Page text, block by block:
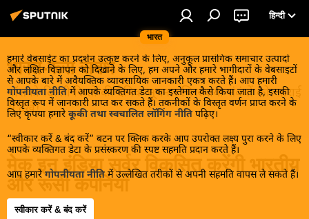
भारत
हिन्दी
हमारे वेबसाईट का प्रदर्शन उत्कृष्ट करने के लिए, अनुकूल प्रासंगिक समाचार उत्पादों
और लक्षित विज्ञापन को दिखाने के लिए, हम अपने और हमारे भागीदारों के वेबसाइटों
से आपके बारे में अवैयक्तिक व्यावसायिक जानकारी एकत्र करते हैं। आप हमारी
गोपनीयता नीति में आपके व्यक्तिगत डेटा का इस्तेमाल कैसे किया जाता है, इसकी
विस्तृत रूप में जानकारी प्राप्त कर सकते हैं। तकनीकों के विस्तृत वर्णन प्राप्त करने के
लिए कृपया हमारे कूकी तथा स्वचालित लॉगिंग नीति पढ़िए।
“स्वीकार करें & बंद करें” बटन पर क्लिक करके आप उपरोक्त लक्ष्य पुरा करने के लिए
आपके व्यक्तिगत डेटा के प्रसंस्करण की स्पष्ट सहमति प्रदान करते हैं।
आप हमारे गोपनीयता नीति में उल्लेखित तरीकों से अपनी सहमति वापस ले सकते हैं।
स्वीकार करें & बंद करें
भारत-रूस संबंध
मॉसको-दिल्ली रिश्तों की दैनिक सूचना। चिरस्थायी संबंधों को गहराई
से देखें!
मेक इन इंडिया सर्वर विकसित करेंगी भारतीय
और रूसी कंपनियां
19:54 07.07.2026